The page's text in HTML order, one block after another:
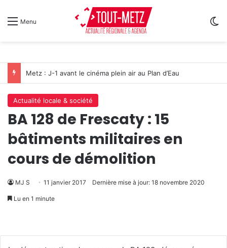
Menu
Metz : J-1 avant le cinéma plein air au Plan d’Eau
Actualité locale & société
BA 128 de Frescaty : 15
bâtiments militaires en
cours de démolition
MJ S 11 janvier 2017 Dernière mise à jour: 18 novembre 2020
Lu en 1 minute